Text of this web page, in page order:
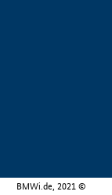
BMWi.de, 2021 ©